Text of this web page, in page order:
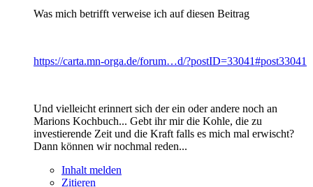
Was mich betrifft verweise ich auf diesen Beitrag
https://carta.mn-orga.de/forum…d/?postID=33041#post33041
Und vielleicht erinnert sich der ein oder andere noch an
Marions Kochbuch... Gebt ihr mir die Kohle, die zu
investierende Zeit und die Kraft falls es mich mal erwischt?
Dann können wir nochmal reden...
Inhalt melden
Zitieren